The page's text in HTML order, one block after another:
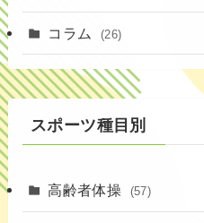
(1)
コラム (26)
スポーツ種目別
高齢者体操 (57)